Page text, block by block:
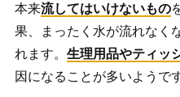
本来流してはいけないもの
果、まったく水が流れなく
れます。 生理用品やティッ
因になることが多いようです